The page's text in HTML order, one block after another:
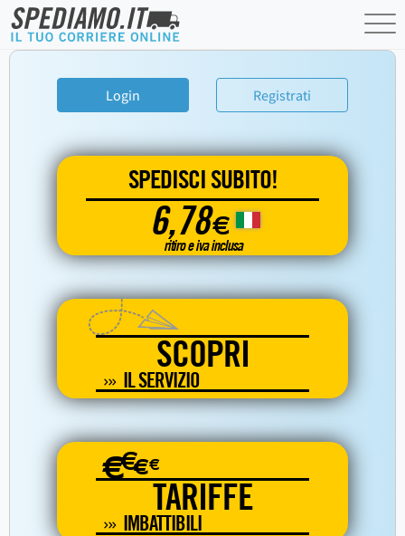
Login Registrati
SPEDISCI SUBITO!
6,78€
ritiro e iva inclusa
SCOPRI
IL SERVIZIO
€€€€
TARIFFE
IMBATTIBILI